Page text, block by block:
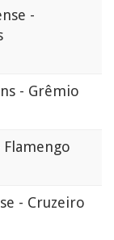
-
- Grêmio
- Cruzeiro